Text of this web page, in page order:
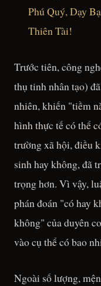
Phú Quý, Dạy
Thiên Tài!
Trước tiên, công
thụ tinh nhân tạo)
nhiên, khiến "tiềm
hình thực tế có thể
trường xã hội, điều
sinh hay không, đã
trọng hơn. Vì vậy,
phán đoán "có hay
không" của duyên
vào cụ thể có bao
Ngoài số lượng,